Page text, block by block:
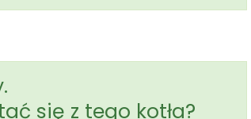
się z tego kotła?